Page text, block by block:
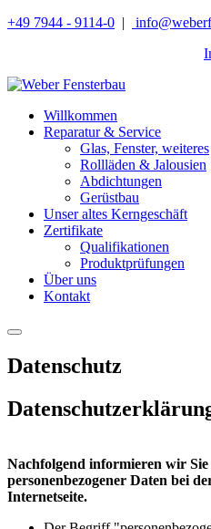
+49 7944 - 9114-0 |
Willkommen
Reparatur & Service
Glas, Fenster, weiteres
Rollläden & Jalousien
Abdichtungen
Gerüstbau
Unser altes Kerngeschäft
Zertifikate
Qualifikationen
Produktprüfungen
Über uns
Kontakt
Datenschutz
Nachfolgend informieren wir
personenbezogener Daten bei
Internetseite.